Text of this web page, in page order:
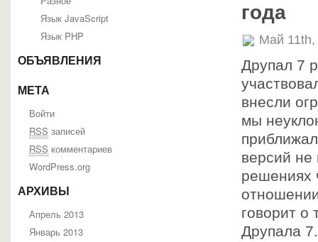
Язык JavaScript
Язык PHP
ОБЪЯВЛЕНИЯ
МЕТА
Войти
RSS записей
RSS комментариев
WordPress.org
АРХИВЫ
Апрель 2013
Январь 2013
года
Май
Друпал 7
внесли
мы
версий не
решениях
говорит
Друпала